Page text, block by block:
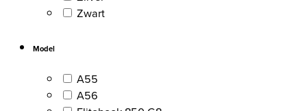
Zwart
Model
A55
A56